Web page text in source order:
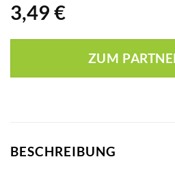
3,49 €
ZUM
BESCHREIBUNG